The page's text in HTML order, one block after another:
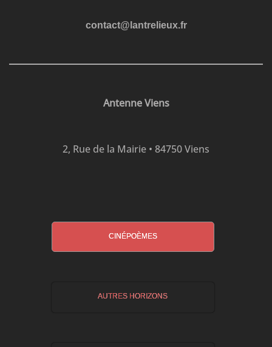
contact@lantrelieux.fr
Antenne Viens
2, Rue de la Mairie • 84750 Viens
CINÉPOÈMES
AUTRES HORIZONS